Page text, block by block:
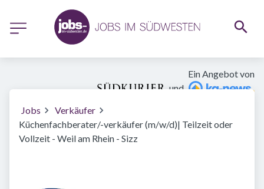
Ein Angebot von
und
Jobs
Verkäufer
Küchenfachberater/-verkäufer (m/w/d)| Teilzeit oder
Vollzeit - Weil am Rhein - Sizz